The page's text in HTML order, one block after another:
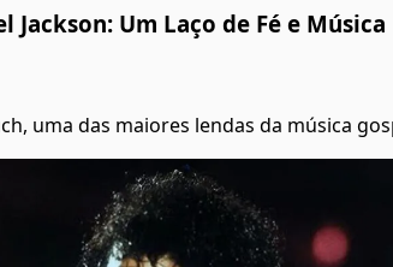
Um Laço de Fé e Música
uma das maiores lendas da música